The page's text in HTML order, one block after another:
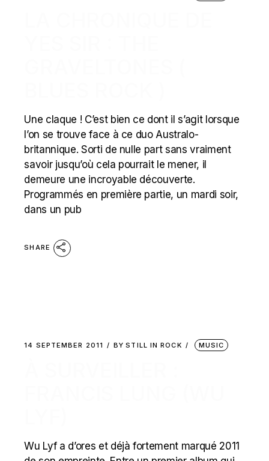
Une claque ! C’est bien ce dont il s’agit lorsque
l’on se trouve face à ce duo Australo-
britannique. Sorti de nulle part sans vraiment
savoir jusqu’où cela pourrait le mener, il
demeure une incroyable découverte.
Programmés en première partie, un mardi soir,
dans un pub
SHARE
14 SEPTEMBER 2011 BY STILL IN ROCK MUSIC
Wu Lyf a d’ores et déjà fortement marqué 2011